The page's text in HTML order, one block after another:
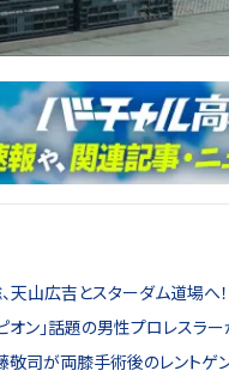
、天山広吉とスターダム道場
ピオン」話題の男性プロレスラ
敬司が両膝手術後のレント